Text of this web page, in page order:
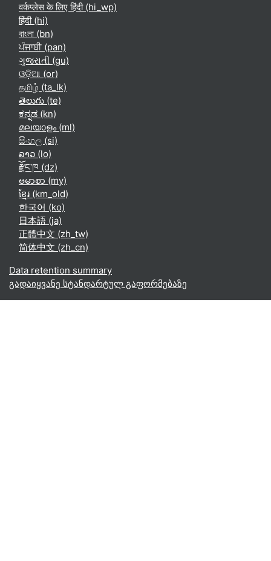
वर्कप्लेस के लिए हिंदी ‎(hi_wp)‎
हिंदी ‎(hi)‎
বাংলা ‎(bn)‎
ਪੰਜਾਬੀ ‎(pan)‎
ગુજરાતી ‎(gu)‎
ଓଡ଼ିଆ ‎(or)‎
தமிழ் ‎(ta_lk)‎
తెలుగు ‎(te)‎
ಕನ್ನಡ ‎(kn)‎
മലയാളം ‎(ml)‎
සිංහල ‎(si)‎
ລາວ ‎(lo)‎
རྫོང་ཁ ‎(dz)‎
ဗမာစာ ‎(my)‎
ខ្មែរ ‎(km_old)‎
한국어 ‎(ko)‎
日本語 ‎(ja)‎
正體中文 ‎(zh_tw)‎
简体中文 ‎(zh_cn)‎
Data retention summary
გადაიყვანე სტანდარტულ გაფორმებაზე